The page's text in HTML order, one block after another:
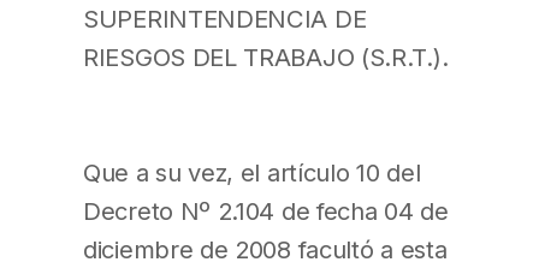
SUPERINTENDENCIA DE
RIESGOS DEL TRABAJO (S.R.T.).
Que a su vez, el artículo 10 del
Decreto Nº 2.104 de fecha 04 de
diciembre de 2008 facultó a esta